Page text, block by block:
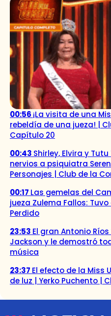
00:56 ¡La visita de una
rebeldía de una jueza! |
Capítulo 20
00:43 Shirley, Elvira y
nervios a psiquiatra
Personajes | Club de la
00:17 Las gemelas del
jueza Zulema Fallos:
Perdido
23:53 El gran Antonio
Jackson y le demostró
música
23:37 El efecto de la Miss
de luz | Yerko Puchento |